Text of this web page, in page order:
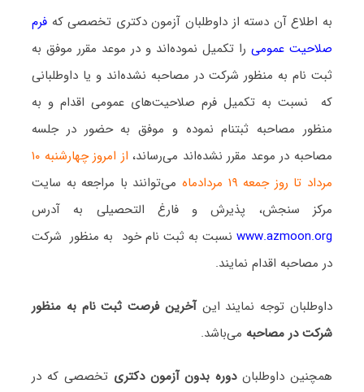
به اطلاع آن دسته از داوطلبان آزمون دکتری تخصصی کهفرم
صلاحیت عمومیرا تکمیل نموده‌اند و در موعد مقرر موفق به
ثبت نام به منظور شرکت در مصاحبه نشده‌اند و یا داوطلبانی
که نسبت به تکمیل فرم صلاحیت‌های عمومی اقدام و به
منظور مصاحبه ثبتنام نموده و موفق به حضور در جلسه
مصاحبه در موعد مقرر نشده‌اند می‌رساند،
از امروز چهارشنبه ۱۰
مرداد تا روز جمعه ۱۹ مردادماه
می‌توانند با مراجعه به سایت
مرکز سنجش، پذیرش و فارغ التحصیلی به آدرس
www.azmoon.org نسبت به ثبت نام خود به منظور شرکت
در مصاحبه اقدام نمایند.
داوطلبان توجه نمایند اینآخرین فرصت ثبت نام به منظور
شرکت در مصاحبه می‌باشد.
همچنین داوطلباندوره بدون آزمون دکتری تخصصی که در